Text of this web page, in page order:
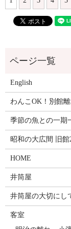
English
わんこOK！別館
季節の魚との一期
昭和の大広間 旧
HOME
井筒屋
井筒屋の大切にし
客室